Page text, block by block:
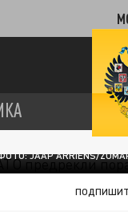
JAAP ARRIENS/